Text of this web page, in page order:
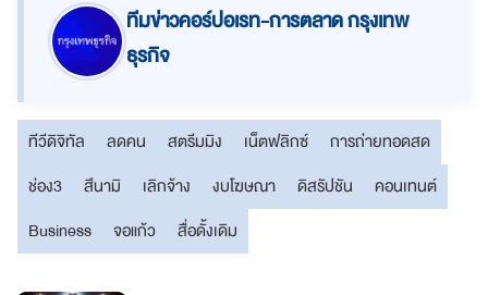
ทีมข่าวคอร์ปอเรท-การตลาด กรุงเทพ
ธุรกิจ
ทีวีดิจิทัล ลดคน สตรีมมิง เน็ตฟลิกซ์
การถ่ายทอดสด
ช่อง3
สึนามิ เลิกจ้าง งบโฆษณา ดิสรัปชัน
คอนเทนต์
Business
จอแก้ว สื่อดั้งเดิม